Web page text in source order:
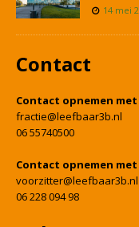
14 mei
Contact
Contact opnemen
fractie@leefbaar3b.nl
06 55740500
Contact opnemen
voorzitter@leefbaar3b.nl
06 228 094 98